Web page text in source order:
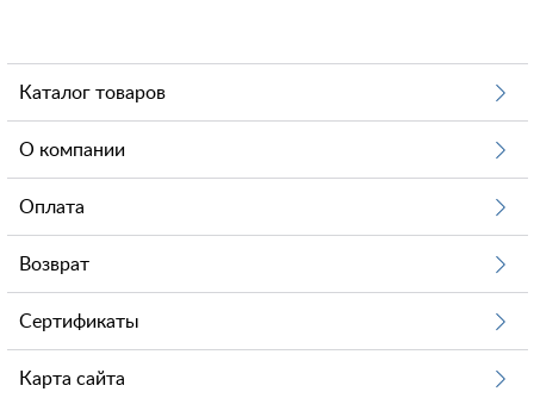
Каталог товаров
О компании
Оплата
Возврат
Сертификаты
Карта сайта